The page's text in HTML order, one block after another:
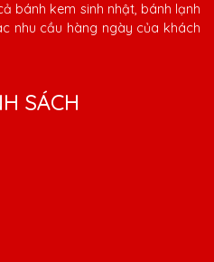
bánh kem sinh nhật, bánh lạnh
nhu cầu hàng ngày của khách
SÁCH